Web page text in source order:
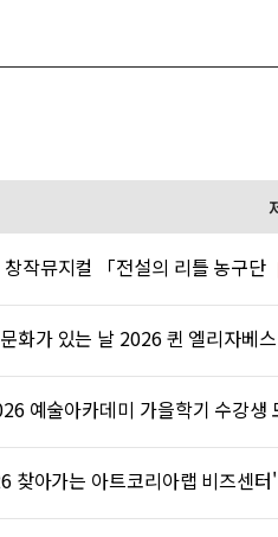
작뮤지컬 「전설의 리틀 농구단
화가 있는 날 2026 퀸 엘리자베
예술아카데미 가을학기 수강생
찾아가는 아트코리아랩 비즈센